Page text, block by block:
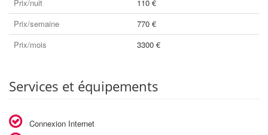
Prix/nuit
110 €
Prix/semaine
770 €
Prix/mois
3300 €
Services et équipements
Connexion Internet